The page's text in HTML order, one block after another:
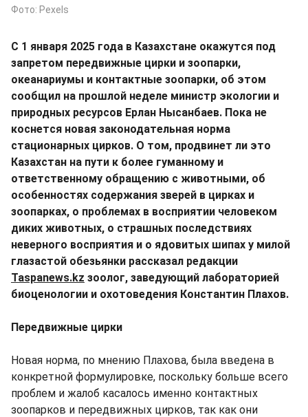
Фото: Pexels
С 1 января 2025 года в Казахстане окажутся под
запретом передвижные цирки и зоопарки,
океанариумы и контактные зоопарки, об этом
сообщил на прошлой неделе министр экологии и
природных ресурсов Ерлан Нысанбаев. Пока не
коснется новая законодательная норма
стационарных цирков. О том, продвинет ли это
Казахстан на пути к более гуманному и
ответственному обращению с животными, об
особенностях содержания зверей в цирках и
зоопарках, о проблемах в восприятии человеком
диких животных, о страшных последствиях
неверного восприятия и о ядовитых шипах у милой
глазастой обезьянки рассказал редакции
Taspanews.kz зоолог, заведующий лабораторией
биоценологии и охотоведения Константин Плахов.
Передвижные цирки
Новая норма, по мнению Плахова, была введена в
конкретной формулировке, поскольку больше всего
проблем и жалоб касалось именно контактных
зоопарков и передвижных цирков, так как они